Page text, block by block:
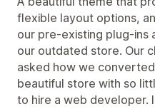
flexible layout options,
our pre-existing plug-ins
our outdated store. Our
asked how we
beautiful store with so
to hire a web developer.